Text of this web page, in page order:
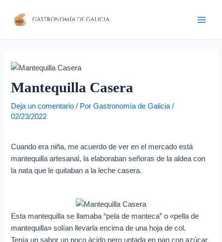
Mantequilla Casera
Deja un comentario / PorGastronomía de Galicia/
02/23/2022
Cuando era niña, me acuerdo de ver en el mercado está
mantequilla artesanal, la elaboraban señoras de la aldea con
la nata que le quitaban a la leche casera.
Esta mantequilla se llamaba “pela de manteca” o «pella de
mantequilla» solían llevarla encima de una hoja de col.
Tenía un sabor un poco ácido pero untada en pan con azúcar
de
c
i
ó
n
e
o